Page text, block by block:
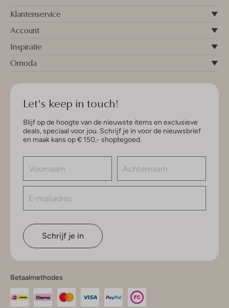
Klantenservice
Account
Inspiratie
Omoda
Let's keep in touch!
Blijf op de hoogte van de nieuwste items en exclusieve
deals, speciaal voor jou. Schrijf je in voor de nieuwsbrief
en maak kans op € 150,- shoptegoed.
Schrijf je in
Betaalmethodes